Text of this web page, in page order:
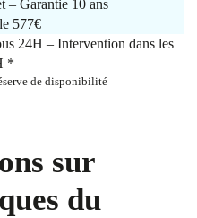
– Garantie 10 ans
577€
24H – Intervention dans les
*
de disponibilité
sur
du